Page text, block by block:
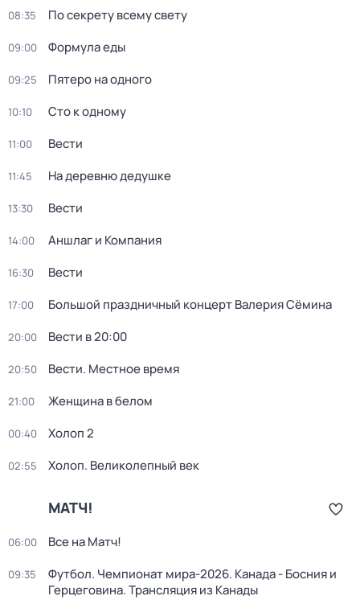
08:35 По секрету всему свету
09:00 Формула еды
09:25 Пятеро на одного
10:10 Сто к одному
11:00 Вести
11:45 На деревню дедушке
13:30 Вести
14:00 Аншлаг и Компания
16:30 Вести
17:00 Большой праздничный концерт Валерия Сёмина
20:00 Вести в 20:00
20:50 Вести. Местное время
21:00 Женщина в белом
00:40 Холоп 2
02:55 Холоп. Великолепный век
МАТЧ!
06:00 Все на Матч!
09:35
Футбол. Чемпионат мира-2026. Канада - Босния и
Герцеговина. Трансляция из Канады